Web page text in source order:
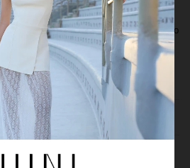
texturizado, com busto forrado.
bolsos frontais e pregas. Fechamento